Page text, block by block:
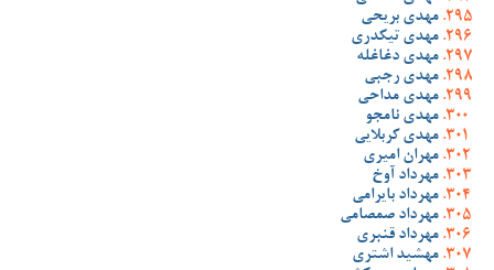
مهدی بریحی
مهدی تیکدری
مهدی دغاغله
مهدی رجبی
مهدی مداحی
مهدی نامجو
مهدی کربلایی
مهران امیری
مهرداد آوخ
مهرداد بایرامی
مهرداد صمصامی
مهرداد قنبری
مهشید اشتری